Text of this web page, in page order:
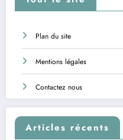
Plan du site
Mentions légales
Contactez nous
Articles récents